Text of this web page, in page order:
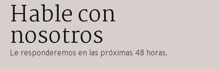
Hable con
nosotros
Le responderemos en las próximas 48 horas.